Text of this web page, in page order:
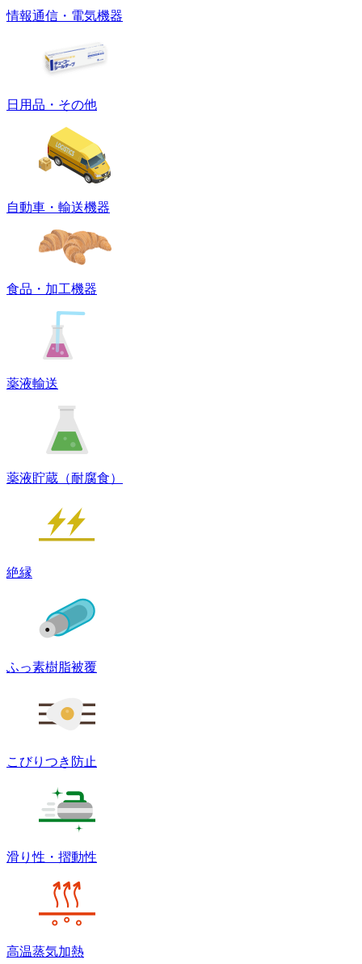
情報通信・電気機器
日用品・その他
自動車・輸送機器
食品・加工機器
薬液輸送
薬液貯蔵（耐腐食）
絶縁
ふっ素樹脂被覆
こびりつき防止
滑り性・摺動性
高温蒸気加熱